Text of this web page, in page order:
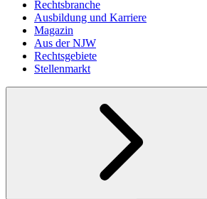
Rechtsbranche
Ausbildung und Karriere
Magazin
Aus der NJW
Rechtsgebiete
Stellenmarkt